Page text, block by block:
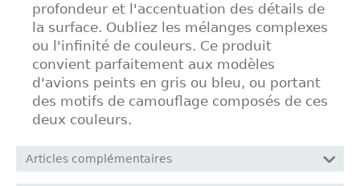
profondeur et l'accentuation des détails de
la surface. Oubliez les mélanges complexes
ou l'infinité de couleurs. Ce produit
convient parfaitement aux modèles
d'avions peints en gris ou bleu, ou portant
des motifs de camouflage composés de ces
deux couleurs.
Articles complémentaires